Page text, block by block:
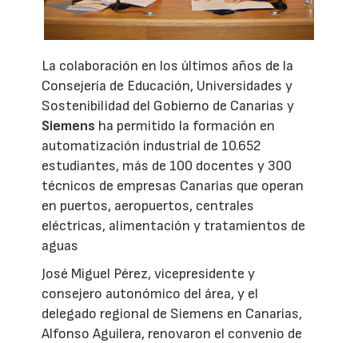
La colaboración en los últimos años de la
Consejería de Educación, Universidades y
Sostenibilidad del Gobierno de Canarias y
Siemens ha permitido la formación en
automatización industrial de 10.652
estudiantes, más de 100 docentes y 300
técnicos de empresas Canarias que operan
en puertos, aeropuertos, centrales
eléctricas, alimentación y tratamientos de
aguas
José Miguel Pérez, vicepresidente y
consejero autonómico del área, y el
delegado regional de Siemens en Canarias,
Alfonso Aguilera, renovaron el convenio de